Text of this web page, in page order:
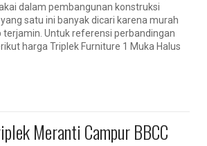
dalam pembangunan konstruksi
satu ini banyak dicari karena murah
Untuk referensi perbandingan
harga Triplek Furniture 1 Muka Halus
Meranti Campur BBCC